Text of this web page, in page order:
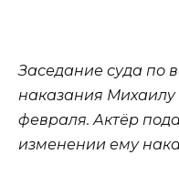
Заседание суда по
наказания Михаилу
февраля. Актёр
изменении ему